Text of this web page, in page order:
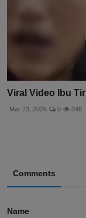
Viral Video Ibu
Mar 23, 2026 0 348
Comments
Name